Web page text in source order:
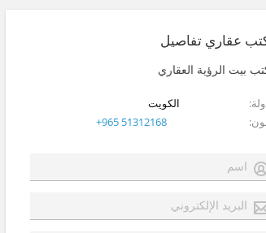
عقاري تفاصيل
بيت الرؤية العقاري
الكويت
+965 51312168